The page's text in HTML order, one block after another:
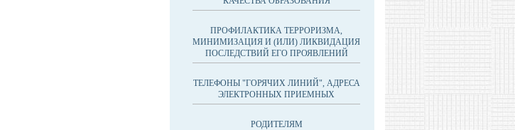
ПРОФИЛАКТИКА ТЕРРОРИЗМА,
МИНИМИЗАЦИЯ И (ИЛИ) ЛИКВИДАЦИЯ
ПОСЛЕДСТВИЙ ЕГО ПРОЯВЛЕНИЙ
ТЕЛЕФОНЫ "ГОРЯЧИХ ЛИНИЙ", АДРЕСА
ЭЛЕКТРОННЫХ ПРИЕМНЫХ
РОДИТЕЛЯМ